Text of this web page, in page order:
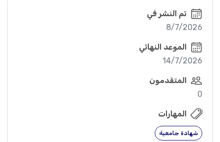
تم النشر في
8/7/2026
الموعد النهائي
14/7/2026
المتقدمون
0
المهارات
شهادة جامعية